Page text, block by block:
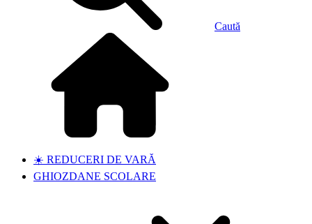
Caută
☀️ REDUCERI DE VARĂ
GHIOZDANE SCOLARE